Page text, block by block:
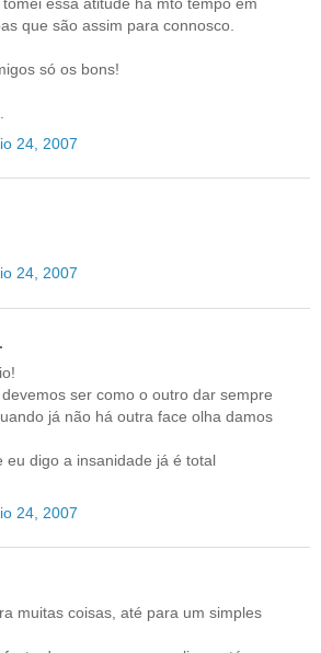
essa atitude há mto tempo em
que são assim para connosco.
só os bons!
24, 2007
24, 2007
ser como o outro dar sempre
já não há outra face olha damos
eu digo a insanidade já é total
24, 2007
muitas coisas, até para um simples